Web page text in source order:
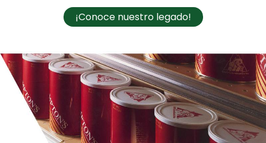
¡Conoce nuestro legado!